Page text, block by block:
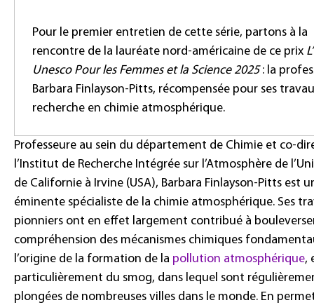
Pour le premier entretien de cette série, partons à la
rencontre de la lauréate nord-américaine de ce prix
Unesco Pour les Femmes et la Science 2025: la
Barbara Finlayson-Pitts, récompensée pour ses
recherche en chimie atmosphérique.
Professeure au sein du département de Chimie et co-
l’Institut de Recherche Intégrée sur l’Atmosphère de
de Californie à Irvine (USA), Barbara Finlayson-Pitts est
éminente spécialiste de la chimie atmosphérique. Ses
pionniers ont en effet largement contribué à
compréhension des mécanismes chimiques
l’origine de la formation de la pollution atmosphérique,
particulièrement du smog, dans lequel sont
plongées de nombreuses villes dans le monde. En